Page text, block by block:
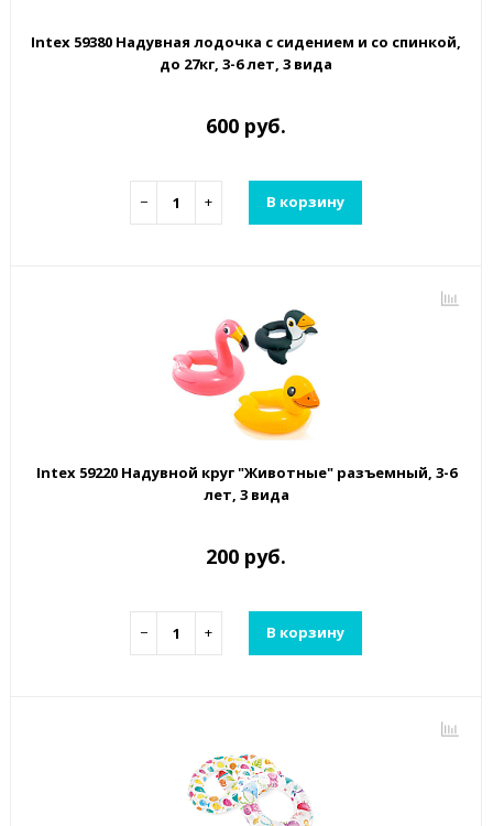
Intex 59380 Надувная лодочка с сидением и со спинкой,
до 27кг, 3-6 лет, 3 вида
600 руб.
− + В корзину
Intex 59220 Надувной круг "Животные" разъемный, 3-6
лет, 3 вида
200 руб.
− + В корзину